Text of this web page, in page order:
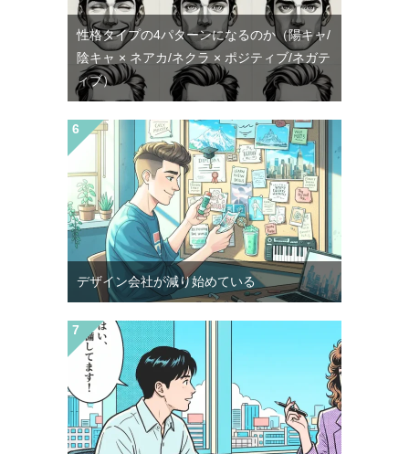
性格タイプの4パターンになるのか（陽キャ/
陰キャ × ネアカ/ネクラ × ポジティブ/ネガテ
ィブ）
デザイン会社が減り始めている